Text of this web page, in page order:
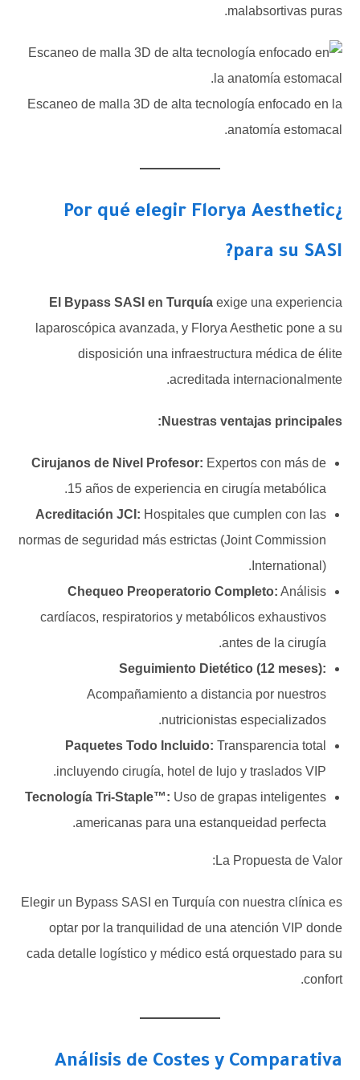
malabsortivas puras.
Escaneo de malla 3D de alta tecnología enfocado en la
anatomía estomacal.
¿Por qué elegir Florya Aesthetic
para su SASI?
El Bypass SASI en Turquíaexige una experiencia
laparoscópica avanzada, y Florya Aesthetic pone a su
disposición una infraestructura médica de élite
acreditada internacionalmente.
Nuestras ventajas principales:
Cirujanos de Nivel Profesor:Expertos con más de
15 años de experiencia en cirugía metabólica.
Acreditación JCI:Hospitales que cumplen con las
normas de seguridad más estrictas (Joint Commission
International).
Chequeo Preoperatorio Completo:Análisis
cardíacos, respiratorios y metabólicos exhaustivos
antes de la cirugía.
Seguimiento Dietético (12 meses):
Acompañamiento a distancia por nuestros
nutricionistas especializados.
Paquetes Todo Incluido:Transparencia total
incluyendo cirugía, hotel de lujo y traslados VIP.
Tecnología Tri-Staple™:Uso de grapas inteligentes
americanas para una estanqueidad perfecta.
La Propuesta de Valor:
Elegir un Bypass SASI en Turquía con nuestra clínica es
optar por la tranquilidad de una atención VIP donde
cada detalle logístico y médico está orquestado para su
confort.
Análisis de Costes y Comparativa